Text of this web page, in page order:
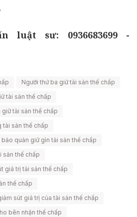
luật sư: 0936683699 -
Người thứ ba giữ tài sản thế chấp
tài sản thế chấp
tài sản thế chấp
sản thế chấp
quản giữ gìn tài sản thế chấp
sản thế chấp
giá trị tài sản thế chấp
thế chấp
sút giá trị của tài sản thế chấp
bên nhận thế chấp